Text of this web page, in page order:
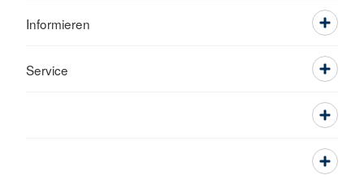
Informieren
Service